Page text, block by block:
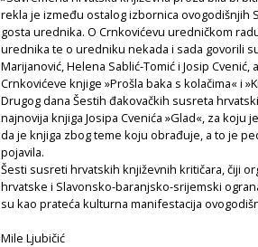
rekla je između ostalog izbornica ovogodišnjih
gosta urednika. O Crnkovićevu uredničkom
urednika te o uredniku nekada i sada govorili
Marijanović, Helena Sablić-Tomić i Josip
Crnkovićeve knjige »Prošla baka s kolačima« i
Drugog dana Šestih đakovačkih susreta
najnovija knjiga Josipa Cvenića »Glad«, za koju
da je knjiga zbog teme koju obrađuje, a to je
pojavila.
Šesti susreti hrvatskih književnih kritičara, čiji
hrvatske i Slavonsko-baranjsko-srijemski
su kao prateća kulturna manifestacija
Mile Ljubičić